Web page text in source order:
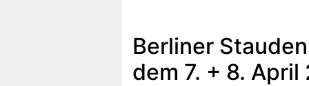
Berliner
dem 7. + 8. April